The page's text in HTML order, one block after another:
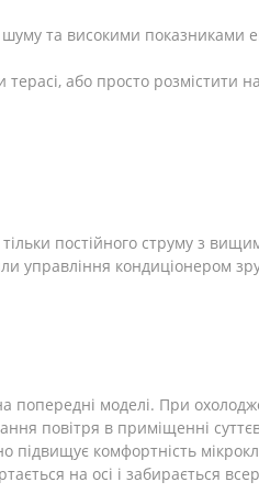
та високими показниками
або просто розмістити
постійного струму з
управління кондиціонером
попередні моделі. При
повітря в приміщенні
комфортність
на осі і забирається